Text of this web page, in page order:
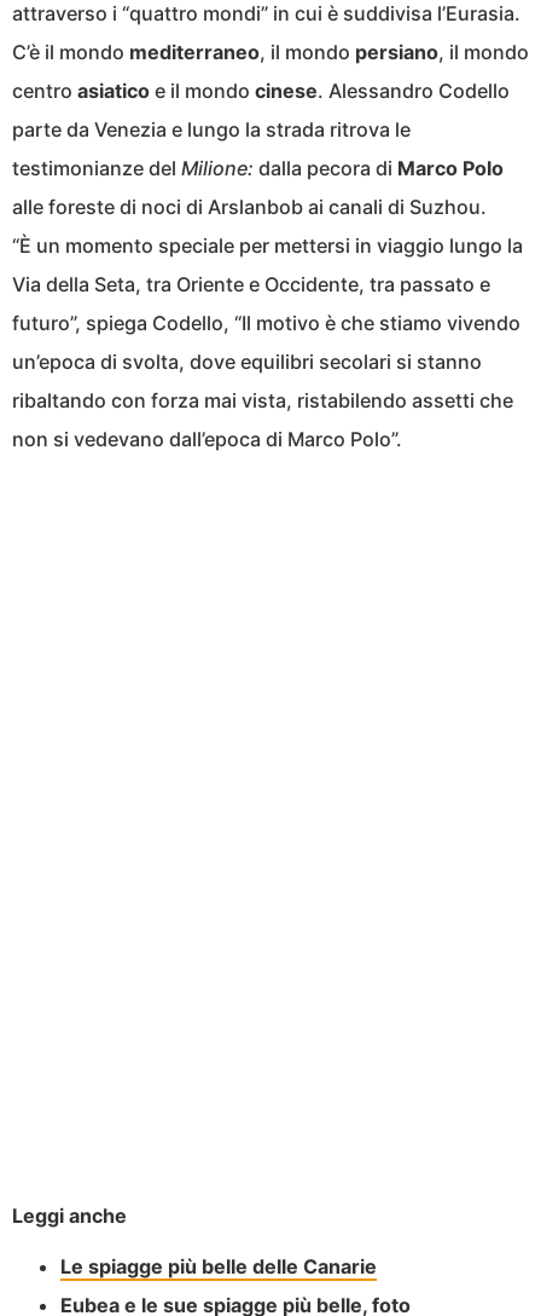
attraverso i “quattro mondi” in cui è suddivisa l’Eurasia.
C’è il mondo mediterraneo, il mondo persiano, il mondo
centro asiatico e il mondo cinese. Alessandro Codello
parte da Venezia e lungo la strada ritrova le
testimonianze del Milione: dalla pecora di Marco Polo
alle foreste di noci di Arslanbob ai canali di Suzhou.
“È un momento speciale per mettersi in viaggio lungo la
Via della Seta, tra Oriente e Occidente, tra passato e
futuro”, spiega Codello, “Il motivo è che stiamo vivendo
un’epoca di svolta, dove equilibri secolari si stanno
ribaltando con forza mai vista, ristabilendo assetti che
non si vedevano dall’epoca di Marco Polo”.
Leggi anche
Le spiagge più belle delle Canarie
Eubea e le sue spiagge più belle, foto